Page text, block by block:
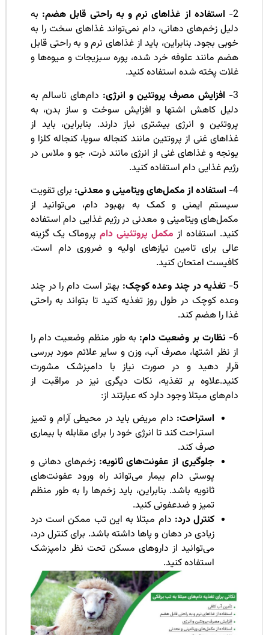
استفاده از غذاهای نرم و به راحتی قابل هضم:به
زخم‌های دهانی، دام نمی‌تواند غذاهای سخت را به
بجود. بنابراین، باید از غذاهای نرم و به راحتی قابل
مانند علوفه خرد شده، پوره سبزیجات و میوه‌ها و
پخته شده استفاده کنید.
افزایش مصرف پروتئین و انرژی:دام‌های ناسالم به
کاهش اشتها و افزایش سوخت و ساز بدن، به
و انرژی بیشتری نیاز دارند. بنابراین، باید از
غنی از پروتئین مانند کنجاله سویا، کنجاله کلزا و
و غذاهای غنی از انرژی مانند ذرت، جو و ملاس در
غذایی دام استفاده کنید.
استفاده از مکمل‌های ویتامینی و معدنی:برای تقویت
ایمنی و کمک به بهبود دام، می‌توانید از
ویتامینی و معدنی در رژیم غذایی دام استفاده
استفاده ازمکمل پروتئینی دامپروماک یک گزینه
برای تامین نیازهای اولیه و ضروری دام است.
امتحان کنید.
تغذیه در چند وعده کوچک:بهتر است دام را در چند
کوچک در طول روز تغذیه کنید تا بتواند به راحتی
را هضم کند.
نظارت بر وضعیت دام:به طور منظم وضعیت دام را
نظر اشتها، مصرف آب، وزن و سایر علائم مورد بررسی
دهید و در صورت نیاز با دامپزشک مشورت
بر تغذیه، نکات دیگری نیز در مراقبت از
مبتلا وجود دارد که عبارتند از:
استراحت:دام مریض باید در محیطی آرام و تمیز
استراحت کند تا انرژی خود را برای مقابله با بیماری
صرف کند.
جلوگیری از عفونت‌های ثانویه:زخم‌های دهانی و
پوستی دام بیمار می‌تواند راه ورود عفونت‌های
ثانویه باشد. بنابراین، باید زخم‌ها را به طور منظم
تمیز و ضدعفونی کنید.
کنترل درد:دام مبتلا به این تب ممکن است درد
زیادی در دهان و پاها داشته باشد. برای کنترل درد،
می‌توانید از داروهای مسکن تحت نظر دامپزشک
استفاده کنید.